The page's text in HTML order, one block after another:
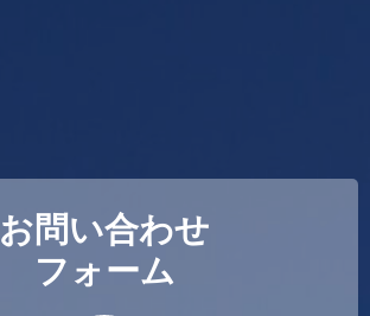
お問い合わせ
フォーム